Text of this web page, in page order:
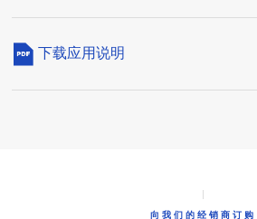
下载应用说明
向我们的经销商订购